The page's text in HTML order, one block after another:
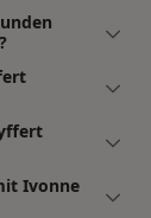
Ivonne